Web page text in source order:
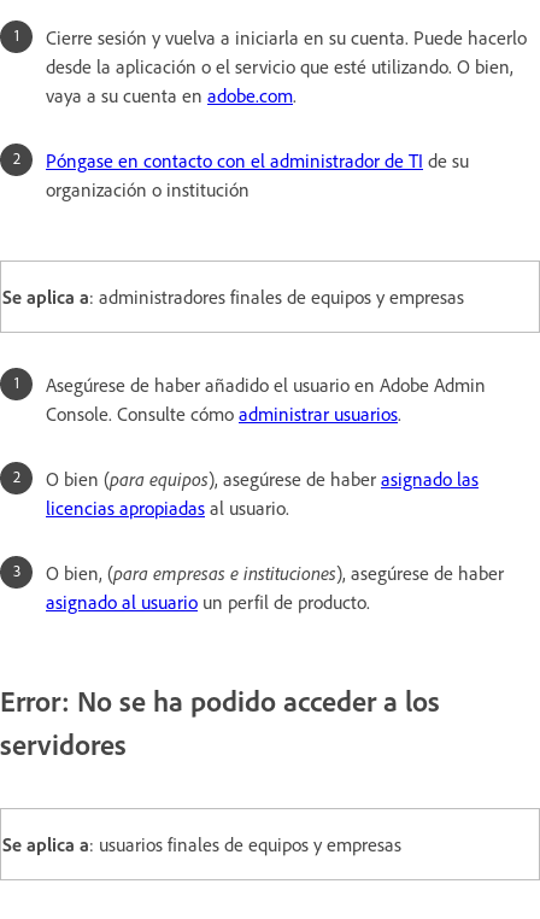
Cierre sesión y vuelva a iniciarla en su cuenta. Puede hacerlo
desde la aplicación o el servicio que esté utilizando. O bien,
vaya a su cuenta en adobe.com.
Póngase en contacto con el administrador de TI de su
organización o institución
Se aplica a: administradores finales de equipos y empresas
Asegúrese de haber añadido el usuario en Adobe Admin
Console. Consulte cómo administrar usuarios.
O bien (para equipos), asegúrese de haber asignado las
licencias apropiadas al usuario.
O bien, (para empresas e instituciones), asegúrese de haber
asignado al usuario un perfil de producto.
Error: No se ha podido acceder a los
servidores
Se aplica a: usuarios finales de equipos y empresas